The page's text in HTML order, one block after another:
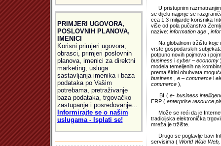
PRIMJERI UGOVORA,
POSLOVNIH PLANOVA,
IMENICI
Korisni primjeri ugovora,
obrasci, primjeri poslovnih
planova, imenici za direktni
marketing, usluga
sastavljanja imenika i baza
podataka po Vašim
potrebama, pretraživanje
baza podataka, trgovačko
zastupanje i posredovanje...
Informirajte se o našim
uslugama - Isplati se!
U pristupnim
se dijelu najprije se
cca 1,3 milijarde korisnika
više od pola pučanstva
nazive: information age
Na globalnom tržištu koje
vrste gospodarskih
potpuno novih pojmova i
business i cyber – economy
modela temeljenih na
prema širini obuhvata
business
e – commerce i
commerce ),
BI (e- business
ERP ( enterprise resource
Može se reći da je Internet
tradicijska elektronička
mreža je tržište.
Drugo se poglavlje bavi
servisima ( World Wide